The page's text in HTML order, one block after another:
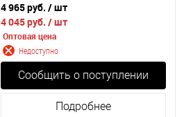
4 965 руб. / шт
4 045 руб. / шт
Оптовая цена
Недоступно
Сообщить о поступлении
Подробнее